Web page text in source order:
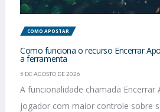
COMO APOSTAR
Como funciona o recurso Encerrar
a ferramenta
5 DE AGOSTO DE 2026
A funcionalidade chamada Encerrar
jogador com maior controle sobre